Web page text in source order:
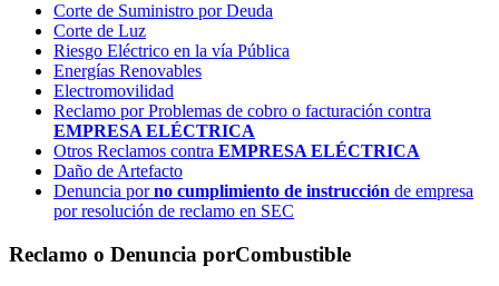
Corte de Suministro por Deuda
Corte de Luz
Riesgo Eléctrico en la vía Pública
Energías Renovables
Electromovilidad
Reclamo por Problemas de cobro o facturación contra
EMPRESA ELÉCTRICA
Otros Reclamos contra EMPRESA ELÉCTRICA
Daño de Artefacto
Denuncia porno cumplimiento de instrucción de empresa
por resolución de reclamo en SEC
Reclamo o Denuncia porCombustible